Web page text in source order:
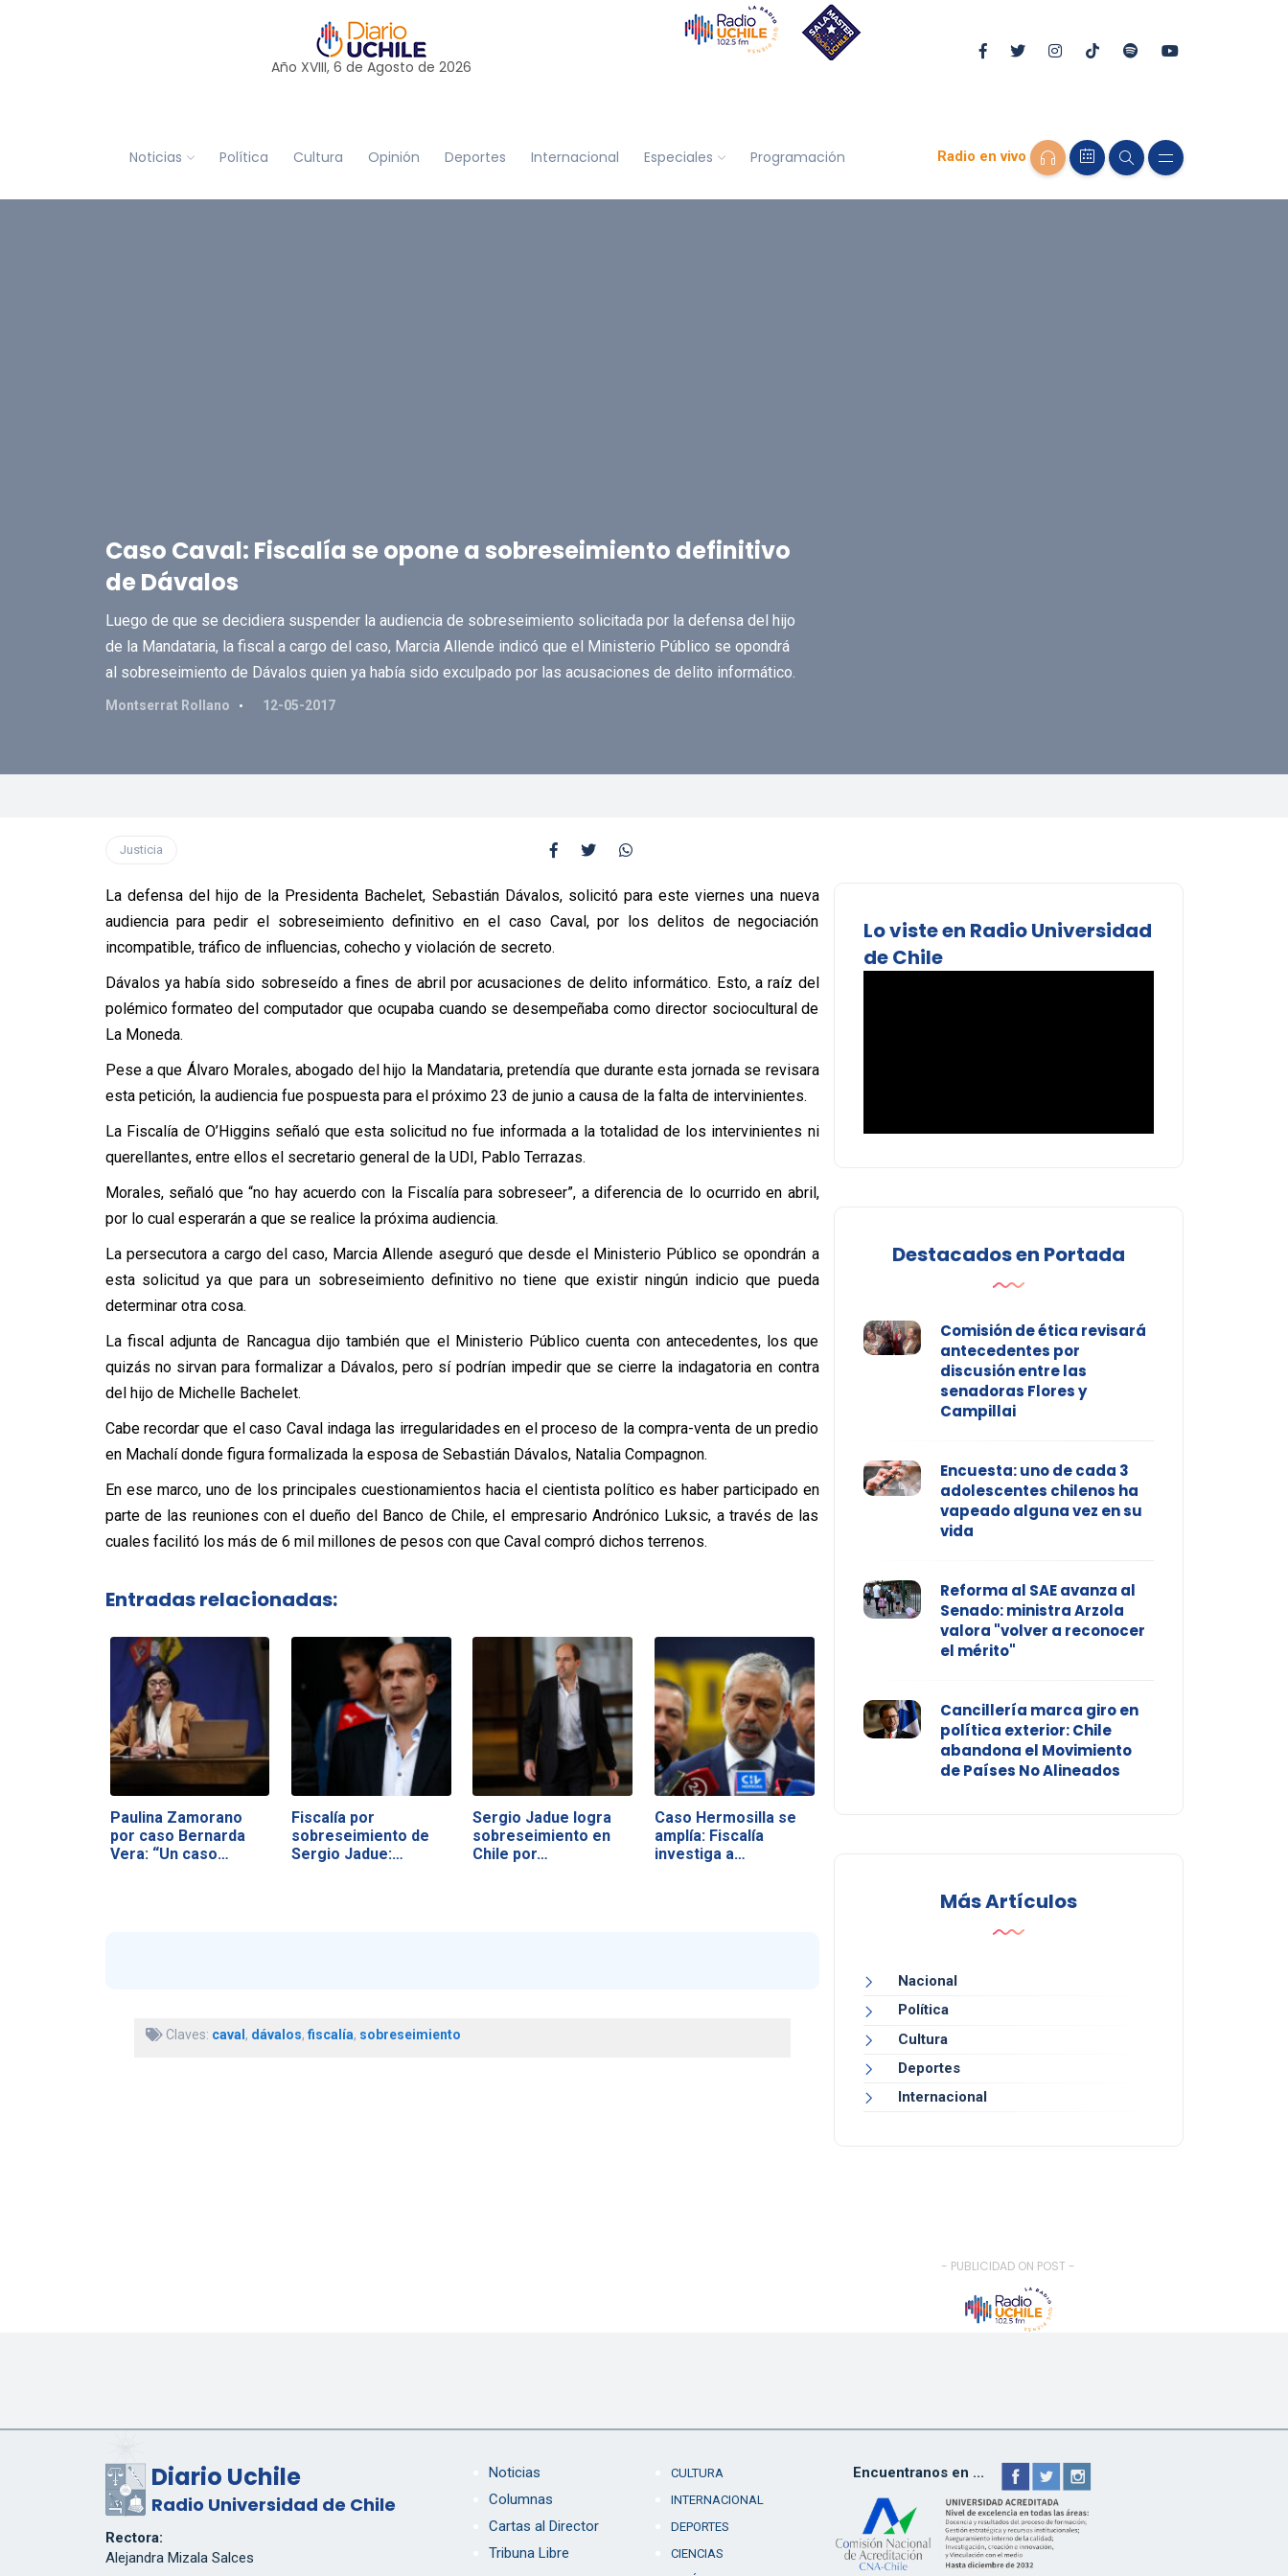
Año XVIII, 6 de Agosto de 2026
Noticias Política Cultura Opinión Deportes Internacional Especiales Programación Radio en vivo
Caso Caval: Fiscalía se opone a sobreseimiento definitivo
de Dávalos
Luego de que se decidiera suspender la audiencia de sobreseimiento solicitada por la defensa del hijo
de la Mandataria, la fiscal a cargo del caso, Marcia Allende indicó que el Ministerio Público se opondrá
al sobreseimiento de Dávalos quien ya había sido exculpado por las acusaciones de delito informático.
Montserrat Rollano 12-05-2017
Justicia
La defensa del hijo de la Presidenta Bachelet, Sebastián Dávalos, solicitó para este viernes una nueva
audiencia para pedir el sobreseimiento definitivo en el caso Caval, por los delitos de negociación
incompatible, tráfico de influencias, cohecho y violación de secreto.
Dávalos ya había sido sobreseído a fines de abril por acusaciones de delito informático. Esto, a raíz del
polémico formateo del computador que ocupaba cuando se desempeñaba como director sociocultural de
La Moneda.
Pese a que Álvaro Morales, abogado del hijo la Mandataria, pretendía que durante esta jornada se revisara
esta petición, la audiencia fue pospuesta para el próximo 23 de junio a causa de la falta de intervinientes.
La Fiscalía de O’Higgins señaló que esta solicitud no fue informada a la totalidad de los intervinientes ni
querellantes, entre ellos el secretario general de la UDI, Pablo Terrazas.
Morales, señaló que “no hay acuerdo con la Fiscalía para sobreseer”, a diferencia de lo ocurrido en abril,
por lo cual esperarán a que se realice la próxima audiencia.
La persecutora a cargo del caso, Marcia Allende aseguró que desde el Ministerio Público se opondrán a
esta solicitud ya que para un sobreseimiento definitivo no tiene que existir ningún indicio que pueda
determinar otra cosa.
La fiscal adjunta de Rancagua dijo también que el Ministerio Público cuenta con antecedentes, los que
quizás no sirvan para formalizar a Dávalos, pero sí podrían impedir que se cierre la indagatoria en contra
del hijo de Michelle Bachelet.
Cabe recordar que el caso Caval indaga las irregularidades en el proceso de la compra-venta de un predio
en Machalí donde figura formalizada la esposa de Sebastián Dávalos, Natalia Compagnon.
En ese marco, uno de los principales cuestionamientos hacia el cientista político es haber participado en
parte de las reuniones con el dueño del Banco de Chile, el empresario Andrónico Luksic, a través de las
cuales facilitó los más de 6 mil millones de pesos con que Caval compró dichos terrenos.
Entradas relacionadas:
Paulina Zamorano
por caso Bernarda
Vera: “Un caso…
Fiscalía por
sobreseimiento de
Sergio Jadue:
Sergio Jadue logra
sobreseimiento en
Chile por…
Caso Hermosilla se
amplía: Fiscalía
investiga a…
Claves: caval , dávalos, fiscalía, sobreseimiento
Lo viste en Radio Universidad
de Chile
Destacados en Portada
Comisión de ética revisará
antecedentes por
discusión entre las
senadoras Flores y
Campillai
Encuesta: uno de cada 3
adolescentes chilenos ha
vapeado alguna vez en su
vida
Reforma al SAE avanza al
Senado: ministra Arzola
valora "volver a reconocer
el mérito"
Cancillería marca giro en
política exterior: Chile
abandona el Movimiento
de Países No Alineados
Más Artículos
Nacional
Política
Cultura
Deportes
Internacional
- PUBLICIDAD ON POST -
Diario Uchile
Radio Universidad de Chile
Rectora:
Alejandra Mizala Salces
Noticias
Columnas
Cartas al Director
Tribuna Libre
CULTURA
INTERNACIONAL
DEPORTES
CIENCIAS
Encuentranos en ...